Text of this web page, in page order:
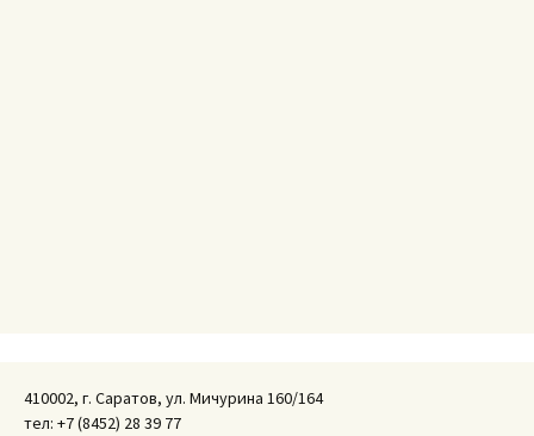
410002, г. Саратов, ул. Мичурина 160/164
тел: +7 (8452) 28 39 77